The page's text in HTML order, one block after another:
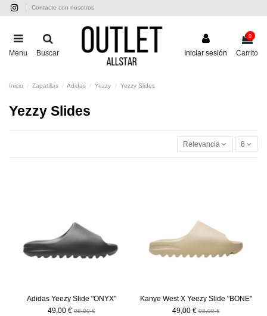
Contacte con nosotros
Menu Buscar Iniciar sesión
0
Carrito
Inicio Zapatillas Adidas Yezzy Yezzy Slides
Yezzy Slides
Relevancia 6
Adidas Yeezy Slide "ONYX"
49,00 € 98,00 €
Kanye West X Yeezy Slide "BONE"
49,00 € 98,00 €